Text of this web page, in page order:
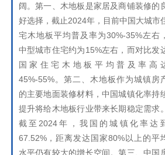
阔。第一、木地板是家居及商铺装修的
好选择，截止2024年，目前中国大城市
宅木地板平均普及率为30%-35%左右，
中型城市住宅约为15%左右，而对比发
国家住宅木地板平均普及率高
45%-55%。第二、木地板作为城镇房
的主要地面装修材料，中国城镇化率持
提升将给木地板行业带来长期稳定需求。
截至2024年，我国的城镇化率达
67.52%，距离发达国家80%以上的平
水平仍有较大的增长空间。第三、中国